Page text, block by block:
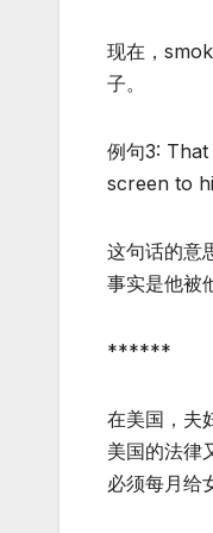
现在，
子。
例句3:
screen to
这句话的意
事实是他被
******
在美国，夫
美国的法律
必须每月给